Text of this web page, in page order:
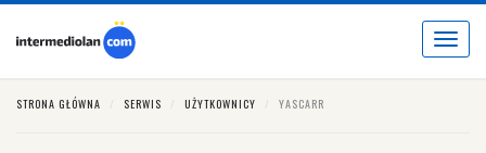
Toggle
STRONA GŁÓWNA SERWIS UŻYTKOWNICY YASCARR